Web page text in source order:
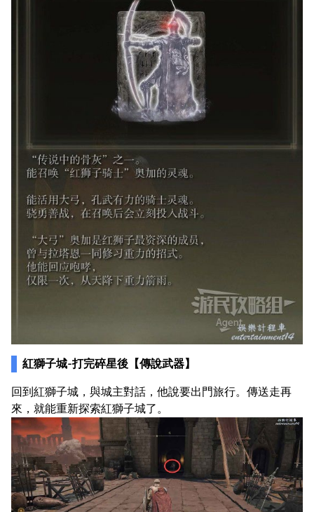
紅獅子城-打完碎星後【傳說武器】
回到紅獅子城，與城主對話，他說要出門旅行。傳送走再
來，就能重新探索紅獅子城了。